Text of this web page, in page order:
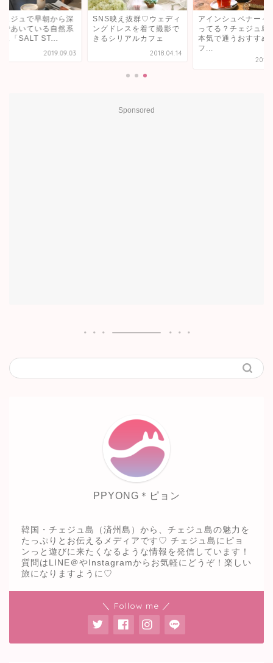
朝から深
る自然系
ST...
SNS映え抜群♡ウェディ
ングドレスを着て撮影で
きるシリアルカフェ
アインシュペナーって知
ってる？チェジュ島民が
本気で通うおすすめカ
Sponsored
PPYONG＊ピョン
韓国・チェジュ島（済州島）から、チェジュ島の魅力を
たっぷりとお伝えるメディアです♡ チェジュ島にピョ
ンっと遊びに来たくなるような情報を発信しています！
質問はLINE＠やInstagramからお気軽にどうぞ！楽しい
旅になりますように♡
＼ Follow me ／